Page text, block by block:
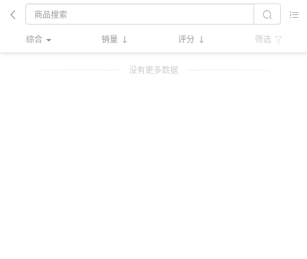
综合 销量 评分 筛选
没有更多数据